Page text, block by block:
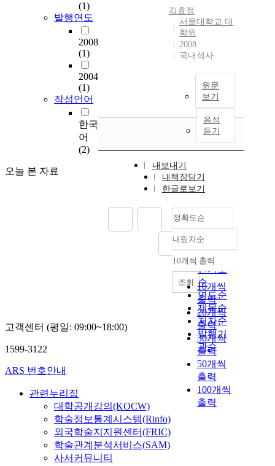
(1)
발행연도
2008
(1)
2004
(1)
작성언어
한국
어
(2)
오늘 본 자료
김효정
서울대학교 대
학원
2008
국내석사
원문
보기
음성
듣기
내보내기
내책장담기
한글로보기
정확도순
정확도
순
인기도
순
연도순
제목순
저자순
발행기
관순
내림차순
내림차순
10개씩 출력
10개씩
출력
20개씩
출력
30개씩
출력
50개씩
출력
100개씩
출력
조회
고객센터 (평일: 09:00~18:00)
1599-3122
ARS 번호안내
관련누리집
대학공개강의(KOCW)
학술정보통계시스템(Rinfo)
외국학술지지원센터(FRIC)
학술관계분석서비스(SAM)
사서커뮤니티